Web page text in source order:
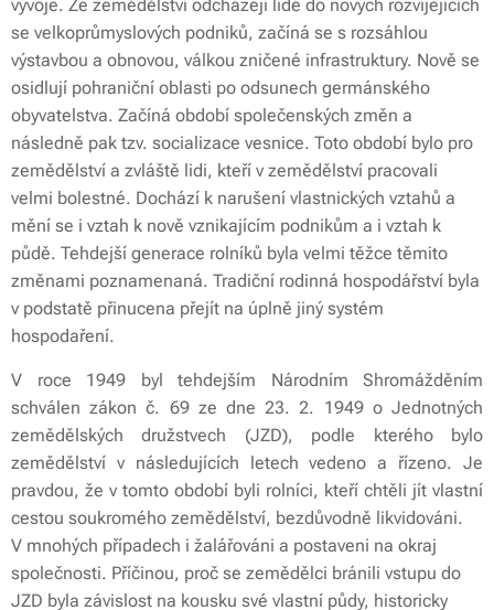
vývoje. Ze zemědělství odcházejí lidé do nových rozvíjejících
se velkoprůmyslových podniků, začíná se s rozsáhlou
výstavbou a obnovou, válkou zničené infrastruktury. Nově se
osidlují pohraniční oblasti po odsunech germánského
obyvatelstva. Začíná období společenských změn a
následně pak tzv. socializace vesnice. Toto období bylo pro
zemědělství a zvláště lidi, kteří v zemědělství pracovali
velmi bolestné. Dochází k narušení vlastnických vztahů a
mění se i vztah k nově vznikajícím podnikům a i vztah k
půdě. Tehdejší generace rolníků byla velmi těžce těmito
změnami poznamenaná. Tradiční rodinná hospodářství byla
v podstatě přinucena přejít na úplně jiný systém
hospodaření.
V roce 1949 byl tehdejším Národním Shromážděním
schválen zákon č. 69 ze dne 23. 2. 1949 o Jednotných
zemědělských družstvech (JZD), podle kterého bylo
zemědělství v následujících letech vedeno a řízeno. Je
pravdou, že v tomto období byli rolníci, kteří chtěli jít vlastní
cestou soukromého zemědělství, bezdůvodně likvidováni.
V mnohých případech i žalářováni a postaveni na okraj
společnosti. Příčinou, proč se zemědělci bránili vstupu do
JZD byla závislost na kousku své vlastní půdy, historicky